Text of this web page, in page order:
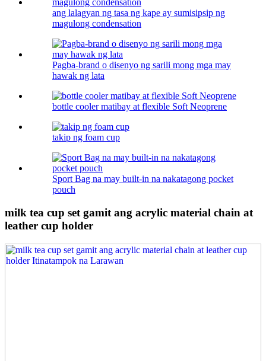
ang lalagyan ng tasa ng kape ay sumisipsip ng
magulong condensation
Pagba-brand o disenyo ng sarili mong mga may
hawak ng lata
bottle cooler matibay at flexible Soft Neoprene
takip ng foam cup
Sport Bag na may built-in na nakatagong pocket
pouch
milk tea cup set gamit ang acrylic material chain at
leather cup holder